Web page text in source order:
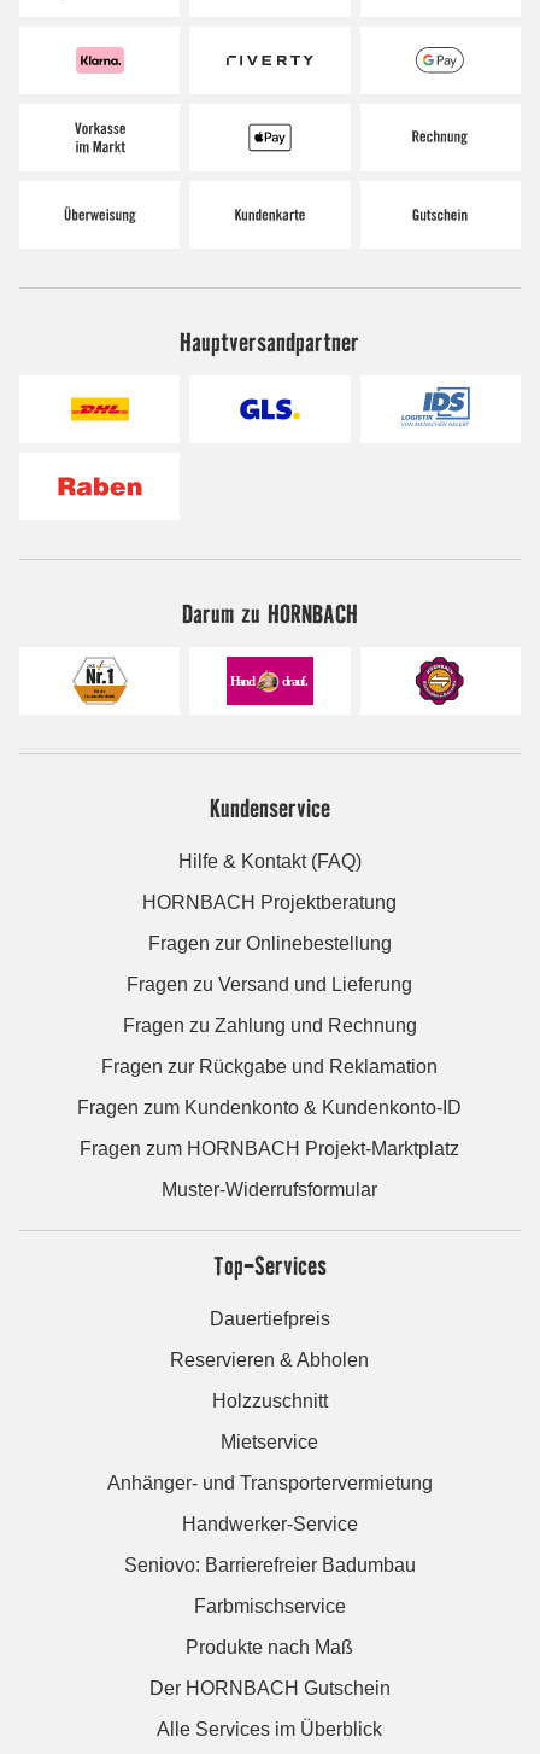
Hauptversandpartner
Darum zu HORNBACH
Kundenservice
Hilfe & Kontakt (FAQ)
HORNBACH Projektberatung
Fragen zur Onlinebestellung
Fragen zu Versand und Lieferung
Fragen zu Zahlung und Rechnung
Fragen zur Rückgabe und Reklamation
Fragen zum Kundenkonto & Kundenkonto-ID
Fragen zum HORNBACH Projekt-Marktplatz
Muster-Widerrufsformular
Top-Services
Dauertiefpreis
Reservieren & Abholen
Holzzuschnitt
Mietservice
Anhänger- und Transportervermietung
Handwerker-Service
Seniovo: Barrierefreier Badumbau
Farbmischservice
Produkte nach Maß
Der HORNBACH Gutschein
Alle Services im Überblick